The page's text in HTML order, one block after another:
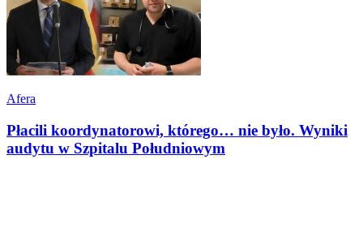
Afera
Płacili koordynatorowi, którego… nie było. Wyniki
audytu w Szpitalu Południowym